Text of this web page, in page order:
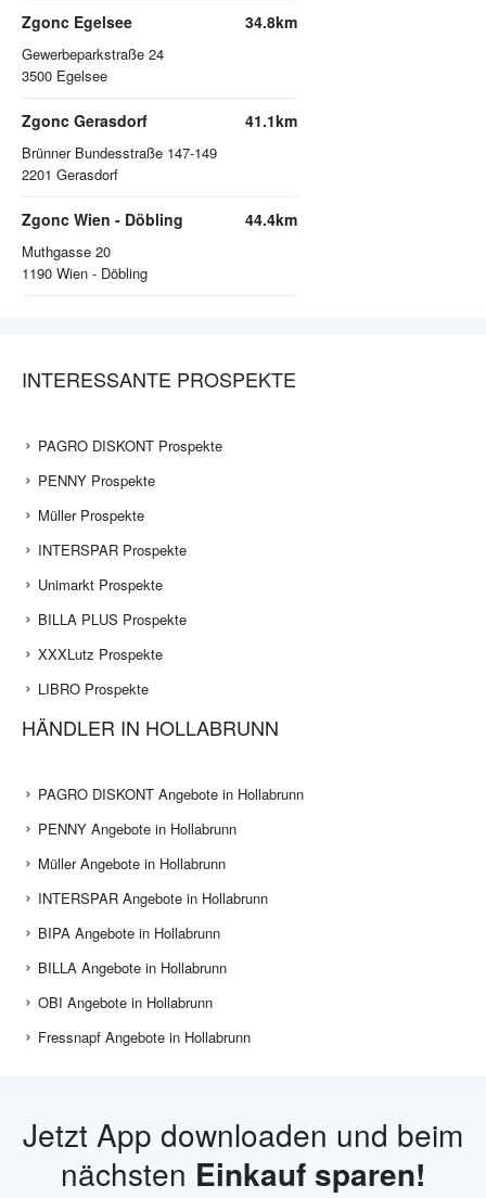
Zgonc Egelsee
Gewerbeparkstraße 24
3500 Egelsee
34.8km
Zgonc Gerasdorf
Brünner Bundesstraße 147-149
2201 Gerasdorf
41.1km
Zgonc Wien - Döbling
Muthgasse 20
1190 Wien - Döbling
44.4km
INTERESSANTE PROSPEKTE
PAGRO DISKONT Prospekte
PENNY Prospekte
Müller Prospekte
INTERSPAR Prospekte
Unimarkt Prospekte
BILLA PLUS Prospekte
XXXLutz Prospekte
LIBRO Prospekte
HÄNDLER IN HOLLABRUNN
PAGRO DISKONT Angebote in Hollabrunn
PENNY Angebote in Hollabrunn
Müller Angebote in Hollabrunn
INTERSPAR Angebote in Hollabrunn
BIPA Angebote in Hollabrunn
BILLA Angebote in Hollabrunn
OBI Angebote in Hollabrunn
Fressnapf Angebote in Hollabrunn
Jetzt App downloaden und beim
nächsten Einkauf sparen!